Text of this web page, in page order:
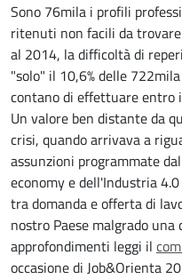
Sono 76mila i profili
ritenuti non facili da
al 2014, la difficoltà di
"solo" il 10,6% delle
contano di effettuare entro
Un valore ben distante da
crisi, quando arrivava a
assunzioni programmate
economy e dell'Industria
tra domanda e offerta di
nostro Paese malgrado una
approfondimenti leggi il
occasione di Job&Orienta